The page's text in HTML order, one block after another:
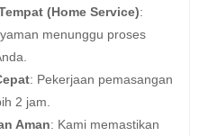
(Home Service):
menunggu proses
: Pekerjaan pemasangan
2 jam.
Aman: Kami memastikan